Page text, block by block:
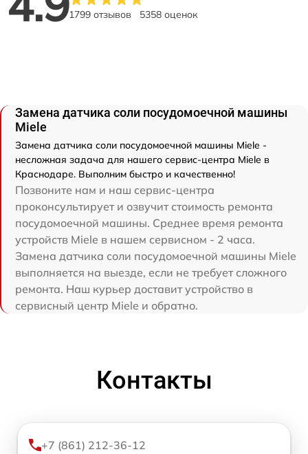
1799 отзывов 5358 оценок
Замена датчика соли посудомоечной машины
Miele
Замена датчика соли посудомоечной машины Miele -
несложная задача для нашего сервис-центра Miele в
Краснодаре. Выполним быстро и качественно!
Позвоните нам и наш сервис-центра
проконсультирует и озвучит стоимость ремонта
посудомоечной машины. Среднее время ремонта
устройств Miele в нашем сервисном - 2 часа.
Замена датчика соли посудомоечной машины Miele
выполняется на выезде, если не требует сложного
ремонта. Наш курьер доставит устройство в
сервисный центр Miele и обратно.
Контакты
+7 (861) 212-36-12